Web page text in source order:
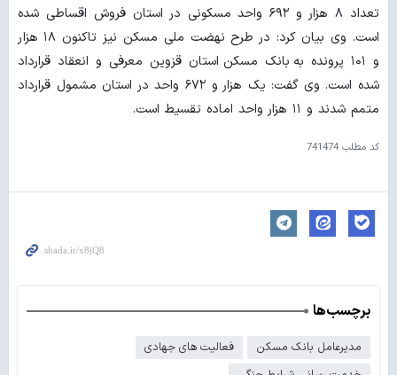
تعداد ۸ هزار و ۶۹۲ واحد مسکونی در استان فروش اقساطی شده
است. وی بیان کرد: در طرح نهضت ملی مسکن نیز تاکنون ۱۸ هزار
و ۱۰۱ پرونده به بانک مسکن استان قزوین معرفی و انعقاد قرارداد
شده است. وی گفت: یک هزار و ۶۷۲ واحد در استان مشمول قرارداد
متمم شدند و ۱۱ هزار واحد اماده تقسیط است.
کد مطلب 741474
برچسب‌ها
مدیرعامل بانک مسکن
فعالیت های جهادی